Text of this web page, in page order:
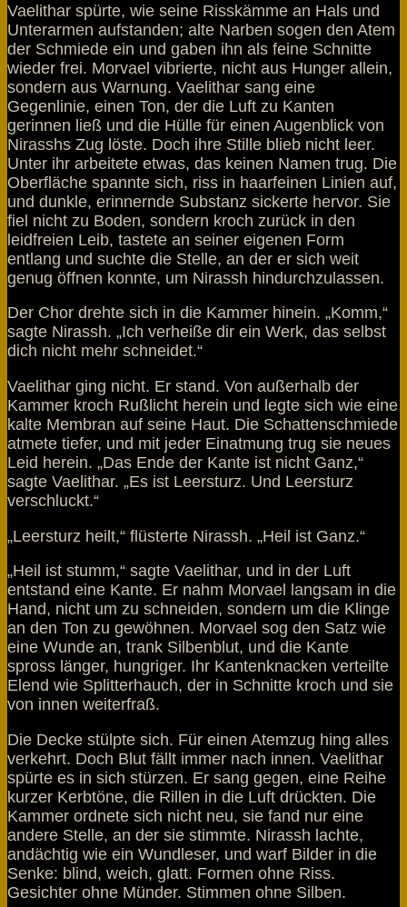
Vaelithar spürte, wie seine Risskämme an Hals und
Unterarmen aufstanden; alte Narben sogen den Atem
der Schmiede ein und gaben ihn als feine Schnitte
wieder frei. Morvael vibrierte, nicht aus Hunger allein,
sondern aus Warnung. Vaelithar sang eine
Gegenlinie, einen Ton, der die Luft zu Kanten
gerinnen ließ und die Hülle für einen Augenblick von
Nirasshs Zug löste. Doch ihre Stille blieb nicht leer.
Unter ihr arbeitete etwas, das keinen Namen trug. Die
Oberfläche spannte sich, riss in haarfeinen Linien auf,
und dunkle, erinnernde Substanz sickerte hervor. Sie
fiel nicht zu Boden, sondern kroch zurück in den
leidfreien Leib, tastete an seiner eigenen Form
entlang und suchte die Stelle, an der er sich weit
genug öffnen konnte, um Nirassh hindurchzulassen.
Der Chor drehte sich in die Kammer hinein. „Komm,“
sagte Nirassh. „Ich verheiße dir ein Werk, das selbst
dich nicht mehr schneidet.“
Vaelithar ging nicht. Er stand. Von außerhalb der
Kammer kroch Rußlicht herein und legte sich wie eine
kalte Membran auf seine Haut. Die Schattenschmiede
atmete tiefer, und mit jeder Einatmung trug sie neues
Leid herein. „Das Ende der Kante ist nicht Ganz,“
sagte Vaelithar. „Es ist Leersturz. Und Leersturz
verschluckt.“
„Leersturz heilt,“ flüsterte Nirassh. „Heil ist Ganz.“
„Heil ist stumm,“ sagte Vaelithar, und in der Luft
entstand eine Kante. Er nahm Morvael langsam in die
Hand, nicht um zu schneiden, sondern um die Klinge
an den Ton zu gewöhnen. Morvael sog den Satz wie
eine Wunde an, trank Silbenblut, und die Kante
spross länger, hungriger. Ihr Kantenknacken verteilte
Elend wie Splitterhauch, der in Schnitte kroch und sie
von innen weiterfraß.
Die Decke stülpte sich. Für einen Atemzug hing alles
verkehrt. Doch Blut fällt immer nach innen. Vaelithar
spürte es in sich stürzen. Er sang gegen, eine Reihe
kurzer Kerbtöne, die Rillen in die Luft drückten. Die
Kammer ordnete sich nicht neu, sie fand nur eine
andere Stelle, an der sie stimmte. Nirassh lachte,
andächtig wie ein Wundleser, und warf Bilder in die
Senke: blind, weich, glatt. Formen ohne Riss.
Gesichter ohne Münder. Stimmen ohne Silben.